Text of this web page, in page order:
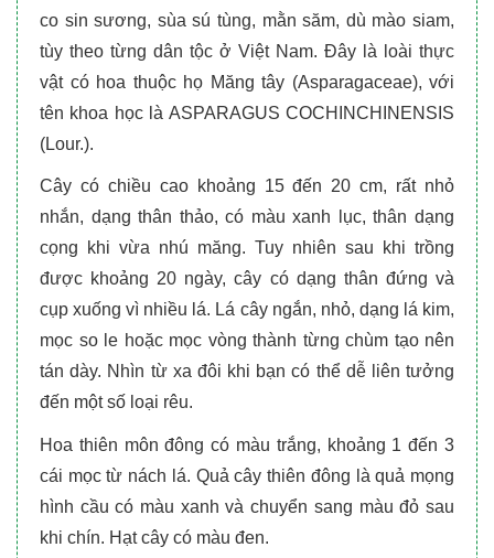
co sin sương, sùa sú tùng, mằn săm, dù mào siam,
tùy theo từng dân tộc ở Việt Nam. Đây là loài thực
vật có hoa thuộc họ Măng tây (Asparagaceae), với
tên khoa học là ASPARAGUS COCHINCHINENSIS
(Lour.).
Cây có chiều cao khoảng 15 đến 20 cm, rất nhỏ
nhắn, dạng thân thảo, có màu xanh lục, thân dạng
cọng khi vừa nhú măng. Tuy nhiên sau khi trồng
được khoảng 20 ngày, cây có dạng thân đứng và
cụp xuống vì nhiều lá. Lá cây ngắn, nhỏ, dạng lá kim,
mọc so le hoặc mọc vòng thành từng chùm tạo nên
tán dày. Nhìn từ xa đôi khi bạn có thể dễ liên tưởng
đến một số loại rêu.
Hoa thiên môn đông có màu trắng, khoảng 1 đến 3
cái mọc từ nách lá. Quả cây thiên đông là quả mọng
hình cầu có màu xanh và chuyển sang màu đỏ sau
khi chín. Hạt cây có màu đen.